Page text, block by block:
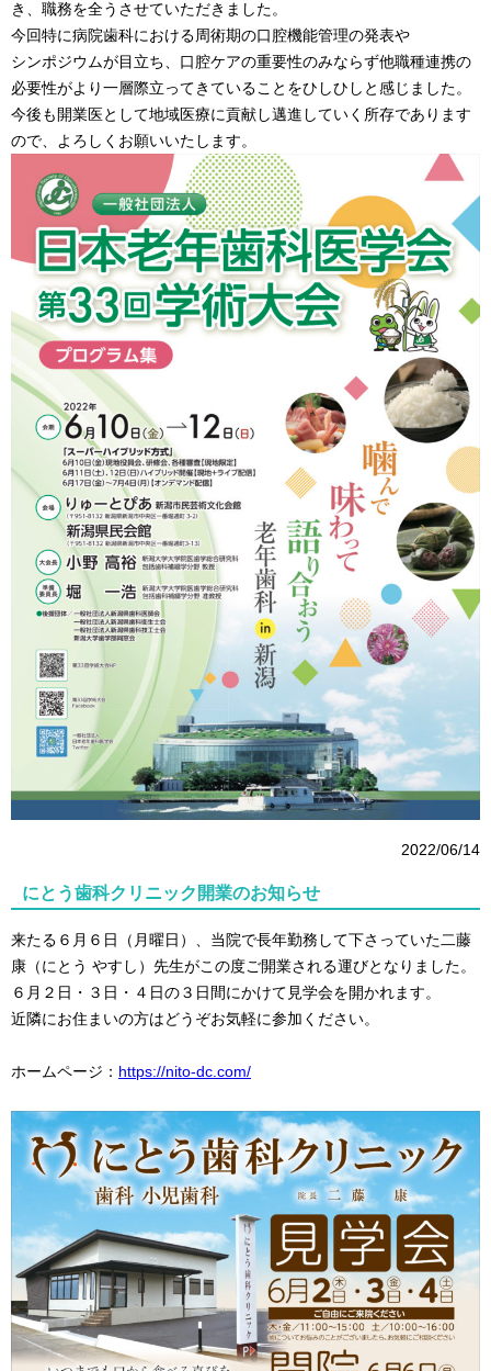
き、職務を全うさせていただきました。
今回特に病院歯科における周術期の口腔機能管理の発表や
シンポジウムが目立ち、口腔ケアの重要性のみならず他職種連携の
必要性がより一層際立ってきていることをひしひしと感じました。
今後も開業医として地域医療に貢献し邁進していく所存であります
ので、よろしくお願いいたします。
2022/06/14
にとう歯科クリニック開業のお知らせ
来たる６月６日（月曜日）、当院で長年勤務して下さっていた二藤
康（にとう やすし）先生がこの度ご開業される運びとなりました。
６月２日・３日・４日の３日間にかけて見学会を開かれます。
近隣にお住まいの方はどうぞお気軽に参加ください。
ホームページ： https://nito-dc.com/